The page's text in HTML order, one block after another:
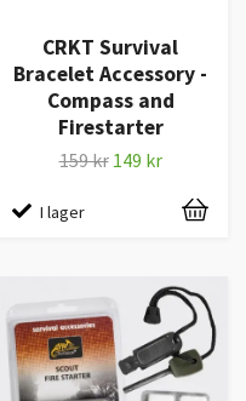
CRKT Survival
Bracelet Accessory -
Compass and
Firestarter
159 kr 149 kr
I lager